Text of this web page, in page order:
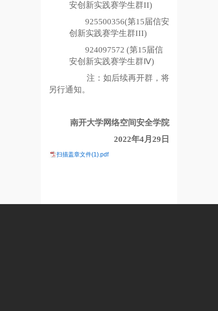
安创新实践赛学生群II)
925500356(第15届信安
创新实践赛学生群III)
924097572 (第15届信
安创新实践赛学生群Ⅳ)
注 ：如后续再开群， 将
另行通知。
南开大学网络空间安全学院
2022年4月29 日
扫描盖章文件(1).pdf